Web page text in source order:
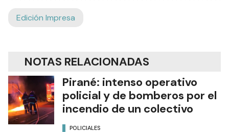
Edición Impresa
NOTAS RELACIONADAS
Pirané: intenso operativo
policial y de bomberos por el
incendio de un colectivo
POLICIALES